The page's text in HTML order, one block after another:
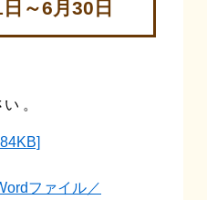
～6月30日
。
ファイル／